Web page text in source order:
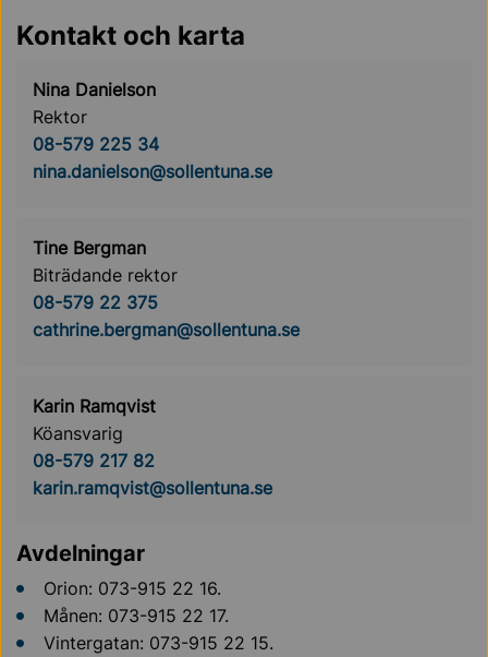
Kontakt och karta
Nina Danielson
Rektor
08-579 225 34
nina.danielson@sollentuna.se
Tine Bergman
Biträdande rektor
08-579 22 375
cathrine.bergman@sollentuna.se
Karin Ramqvist
Köansvarig
08-579 217 82
karin.ramqvist@sollentuna.se
Avdelningar
Orion: 073-915 22 16.
Månen: 073-915 22 17.
Vintergatan: 073-915 22 15.